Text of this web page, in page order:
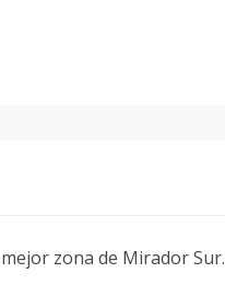
zona de Mirador Sur.